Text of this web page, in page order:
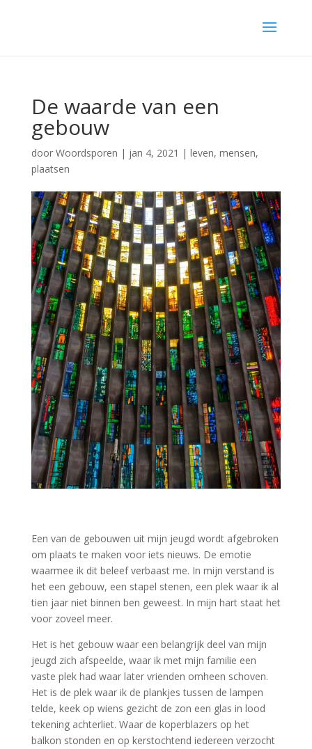
De waarde van een
gebouw
door Woordsporen | jan 4, 2021 | leven, mensen,
plaatsen
Een van de gebouwen uit mijn jeugd wordt afgebroken
om plaats te maken voor iets nieuws. De emotie
waarmee ik dit beleef verbaast me. In mijn verstand is
het een gebouw, een stapel stenen, een plek waar ik al
tien jaar niet binnen ben geweest. In mijn hart staat het
voor zoveel meer.
Het is het gebouw waar een belangrijk deel van mijn
jeugd zich afspeelde, waar ik met mijn familie een
vaste plek had waar later vrienden omheen schoven.
Het is de plek waar ik de plankjes tussen de lampen
telde, keek op wiens gezicht de zon een glas in lood
tekening achterliet. Waar de koperblazers op het
balkon stonden en op kerstochtend iedereen verzocht